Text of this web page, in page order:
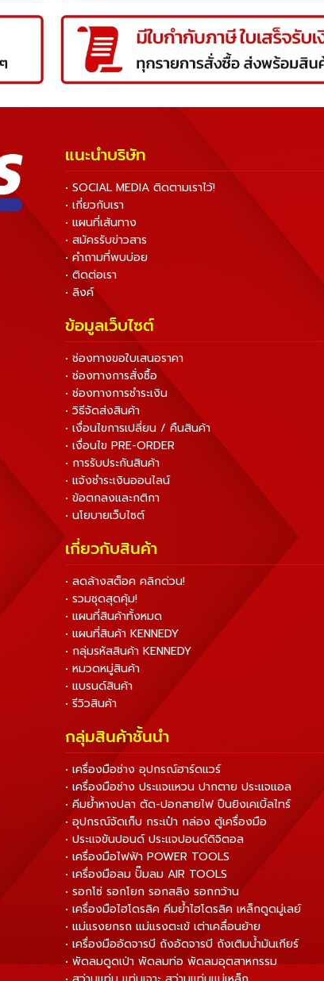
แนะนำบริษัท
• SOCIAL MEDIA ติดตามเราไว้!
• เกี่ยวกับเรา
• แผนที่เส้นทาง
• สมัครรับข่าวสาร
• คำถามที่พบบ่อย
• ติดต่อเรา
• ลิงค์
ข้อมูลเว็บไซต์
• ช่องทางขอใบเสนอราคา
• ช่องทางการสั่งซื้อ
• ช่องทางการชำระเงิน
• วิธีจัดส่งสินค้า
• เงื่อนไขการเปลี่ยน / คืนสินค้า
• เงื่อนไข PRE-ORDER
• การรับประกันสินค้า
• แจ้งชำระเงินออนไลน์
• ข้อตกลงและกติกา
• นโยบายเว็บไซต์
เกี่ยวกับสินค้า
• ลดล้างสต็อค คลิกด่วน!
• รวมชุดสุดคุ้ม!
• แผนที่สินค้าทั้งหมด
• แผนที่สินค้า KENNEDY
• กลุ่มรหัสสินค้า KENNEDY
• หมวดหมู่สินค้า
• แบรนด์สินค้า
• รีวิวสินค้า
กลุ่มสินค้าชั้นนำ
• เครื่องมือช่าง อุปกรณ์ฮาร์ดแวร์
• เครื่องมือช่าง ประแจแหวน ปากตาย ประแจแอล
• คีมย้ำหางปลา ตัด-ปอกสายไฟ ปืนยิงเคเบิ้ลไทร์
• อุปกรณ์จัดเก็บ กระเป๋า กล่อง ตู้เครื่องมือ
• ประแจขันปอนด์ ประแจปอนด์ดิจิตอล
• เครื่องมือไฟฟ้า POWER TOOLS
• เครื่องมือลม ปั๊มลม AIR TOOLS
• รอกโซ่ รอกโยก รอกสลิง รอกกว้าน
• เครื่องมือไฮโดรลิค คีมย้ำไฮโดรลิค เหล็กดูดมู่เลย์
• แม่แรงยกรถ แม่แรงตะเข้ เต่าเคลื่อนย้าย
• เครื่องมืออัดจารบี ถังอัดจารบี ถังเติมน้ำมันเกียร์
• พัดลมดูดเป่า พัดลมท่อ พัดลมอุตสาหกรรม